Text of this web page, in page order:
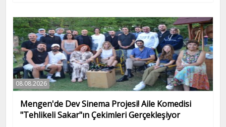
08.08.2026
Mengen'de Dev Sinema Projesi! Aile Komedisi
"Tehlikeli Sakar"ın Çekimleri Gerçekleşiyor